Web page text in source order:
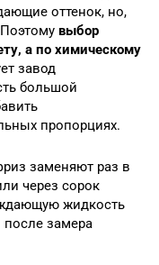
оттенок, но,
выбор
а по химическому
завод
большой
пропорциях.
заменяют раз в
через сорок
жидкость
после замера